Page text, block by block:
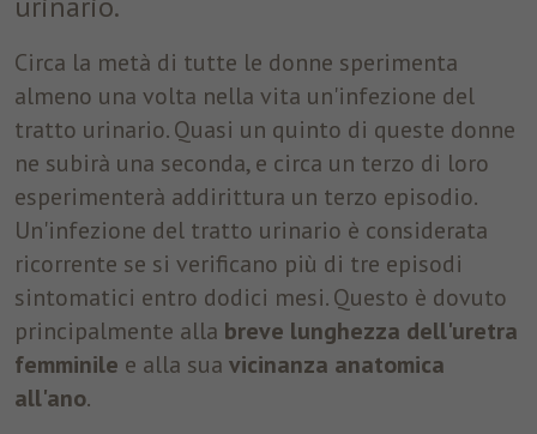
Circa la metà di tutte le donne sperimenta
almeno una volta nella vita un'infezione del
tratto urinario. Quasi un quinto di queste donne
ne subirà una seconda, e circa un terzo di loro
esperimenterà addirittura un terzo episodio.
Un'infezione del tratto urinario è considerata
ricorrente se si verificano più di tre episodi
sintomatici entro dodici mesi. Questo è dovuto
principalmente alla breve lunghezza dell'uretra
femminile e alla sua vicinanza anatomica
all'ano.
disposizione.
Marketing
Tracciano le preferenze per offrire servizi personalizzati. Non
sono necessari per il corretto funzionamento del sito, ma per
inviare offerte corrispondenti alle esigenze dell’utente, anche
tramite piattaforme terze.
Provider Facebook
Durata